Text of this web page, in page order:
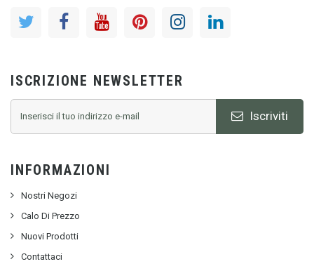
ISCRIZIONE NEWSLETTER
Iscriviti
INFORMAZIONI
Nostri Negozi
Calo Di Prezzo
Nuovi Prodotti
Contattaci